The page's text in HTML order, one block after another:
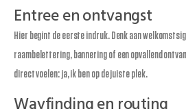
Entree en ontvangst
Hier begint de eerste indruk. Denk aan
raambelettering, bannering of een opvallend
direct voelen: ja, ik ben op de juiste plek.